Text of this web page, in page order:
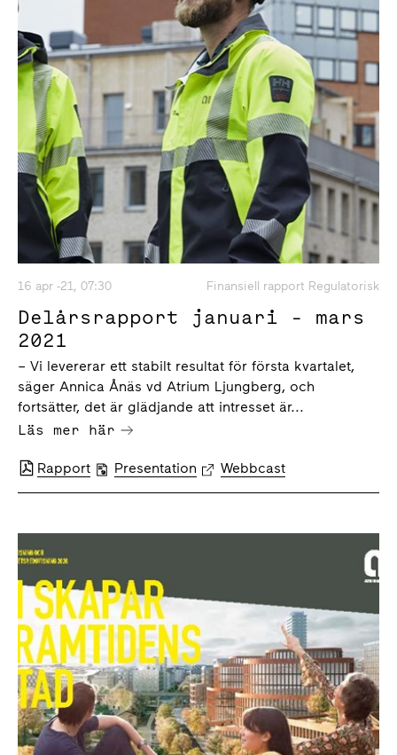
16 apr -21, 07:30 Finansiell rapport Regulatorisk
Delårsrapport januari - mars
2021
– Vi levererar ett stabilt resultat för första kvartalet,
säger Annica Ånäs vd Atrium Ljungberg, och
fortsätter, det är glädjande att intresset är...
Läs mer här
Rapport Presentation Webbcast